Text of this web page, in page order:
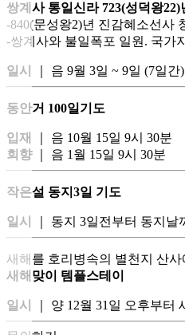
쌍계사 통일신라 723(성덕왕22)
-840(문성왕2)년 진감혜소선사
-쌍계사와 불일폭포 일원. 국가
일시 ｜ 음 9월 3일 ~ 9일 (7일간)
동안거 100일기도
입재
｜ 음 10월 15일 9시 30분
회향｜ 음 1월 15일 9시 30분
작은설 동지3일 기도
일시 ｜ 동지 3일전부터 동지날
새해를 호리병속의 별천지 산
새해맞이 템플스테이
일시 ｜ 양 12월 31일 오후부터